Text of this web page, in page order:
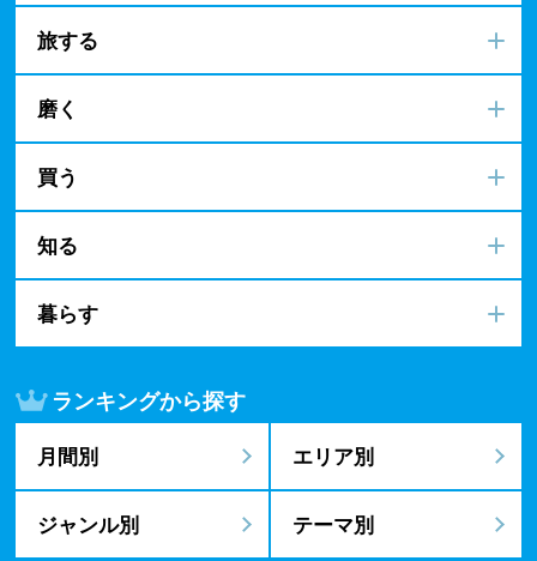
旅する
磨く
買う
知る
暮らす
ランキングから探す
月間別 エリア別
ジャンル別 テーマ別